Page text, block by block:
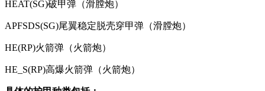
HEAT(SG)破甲弹（滑膛炮）
APFSDS(SG)尾翼稳定脱壳穿甲弹（滑膛炮）
HE(RP)火箭弹（火箭炮）
HE_S(RP)高爆火箭弹（火箭炮）